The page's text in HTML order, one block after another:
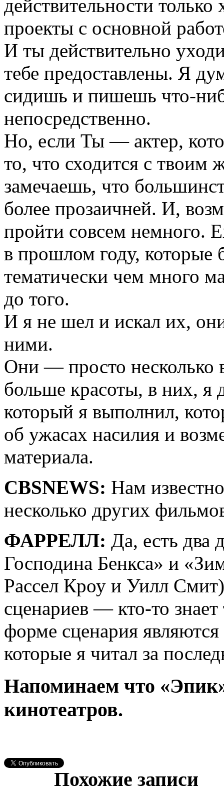
действительности
проекты с основной
И ты действительно
тебе предoставлены. Я
сидишь и пишешь что-
непосредственно.
Но, если Ты — актер,
то, что сходится с твоим
замечаешь, что
более прозаичней. И,
пройти совсем немного.
в прошлом году, которые
тематически чем много
до того.
И я не шел и искал их,
ними.
Они — просто несколько
больше красоты, в них, я
который я выполнил,
об ужасах насилия и
материала.
CBSNEWS: Нам
несколько других
ФАРРЕЛЛ: Да, есть два
Господина Бенкса» и
Рассел Кроу и Уилл
сценариев — кто-то
форме сценария
которые я читал за
Напоминаем что
кинотеатров.
Похожие записи